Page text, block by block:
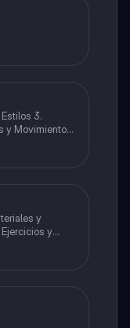
3.
y Movimientos
y
y
y